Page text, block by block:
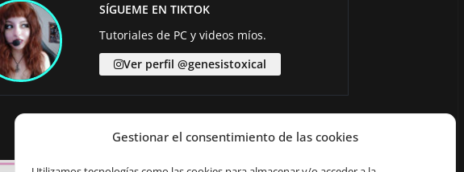
Gestionar el consentimiento de las cookies
SÍGUEME EN TIKTOK
Tutoriales de PC y videos míos.
Ver perfil @genesistoxical